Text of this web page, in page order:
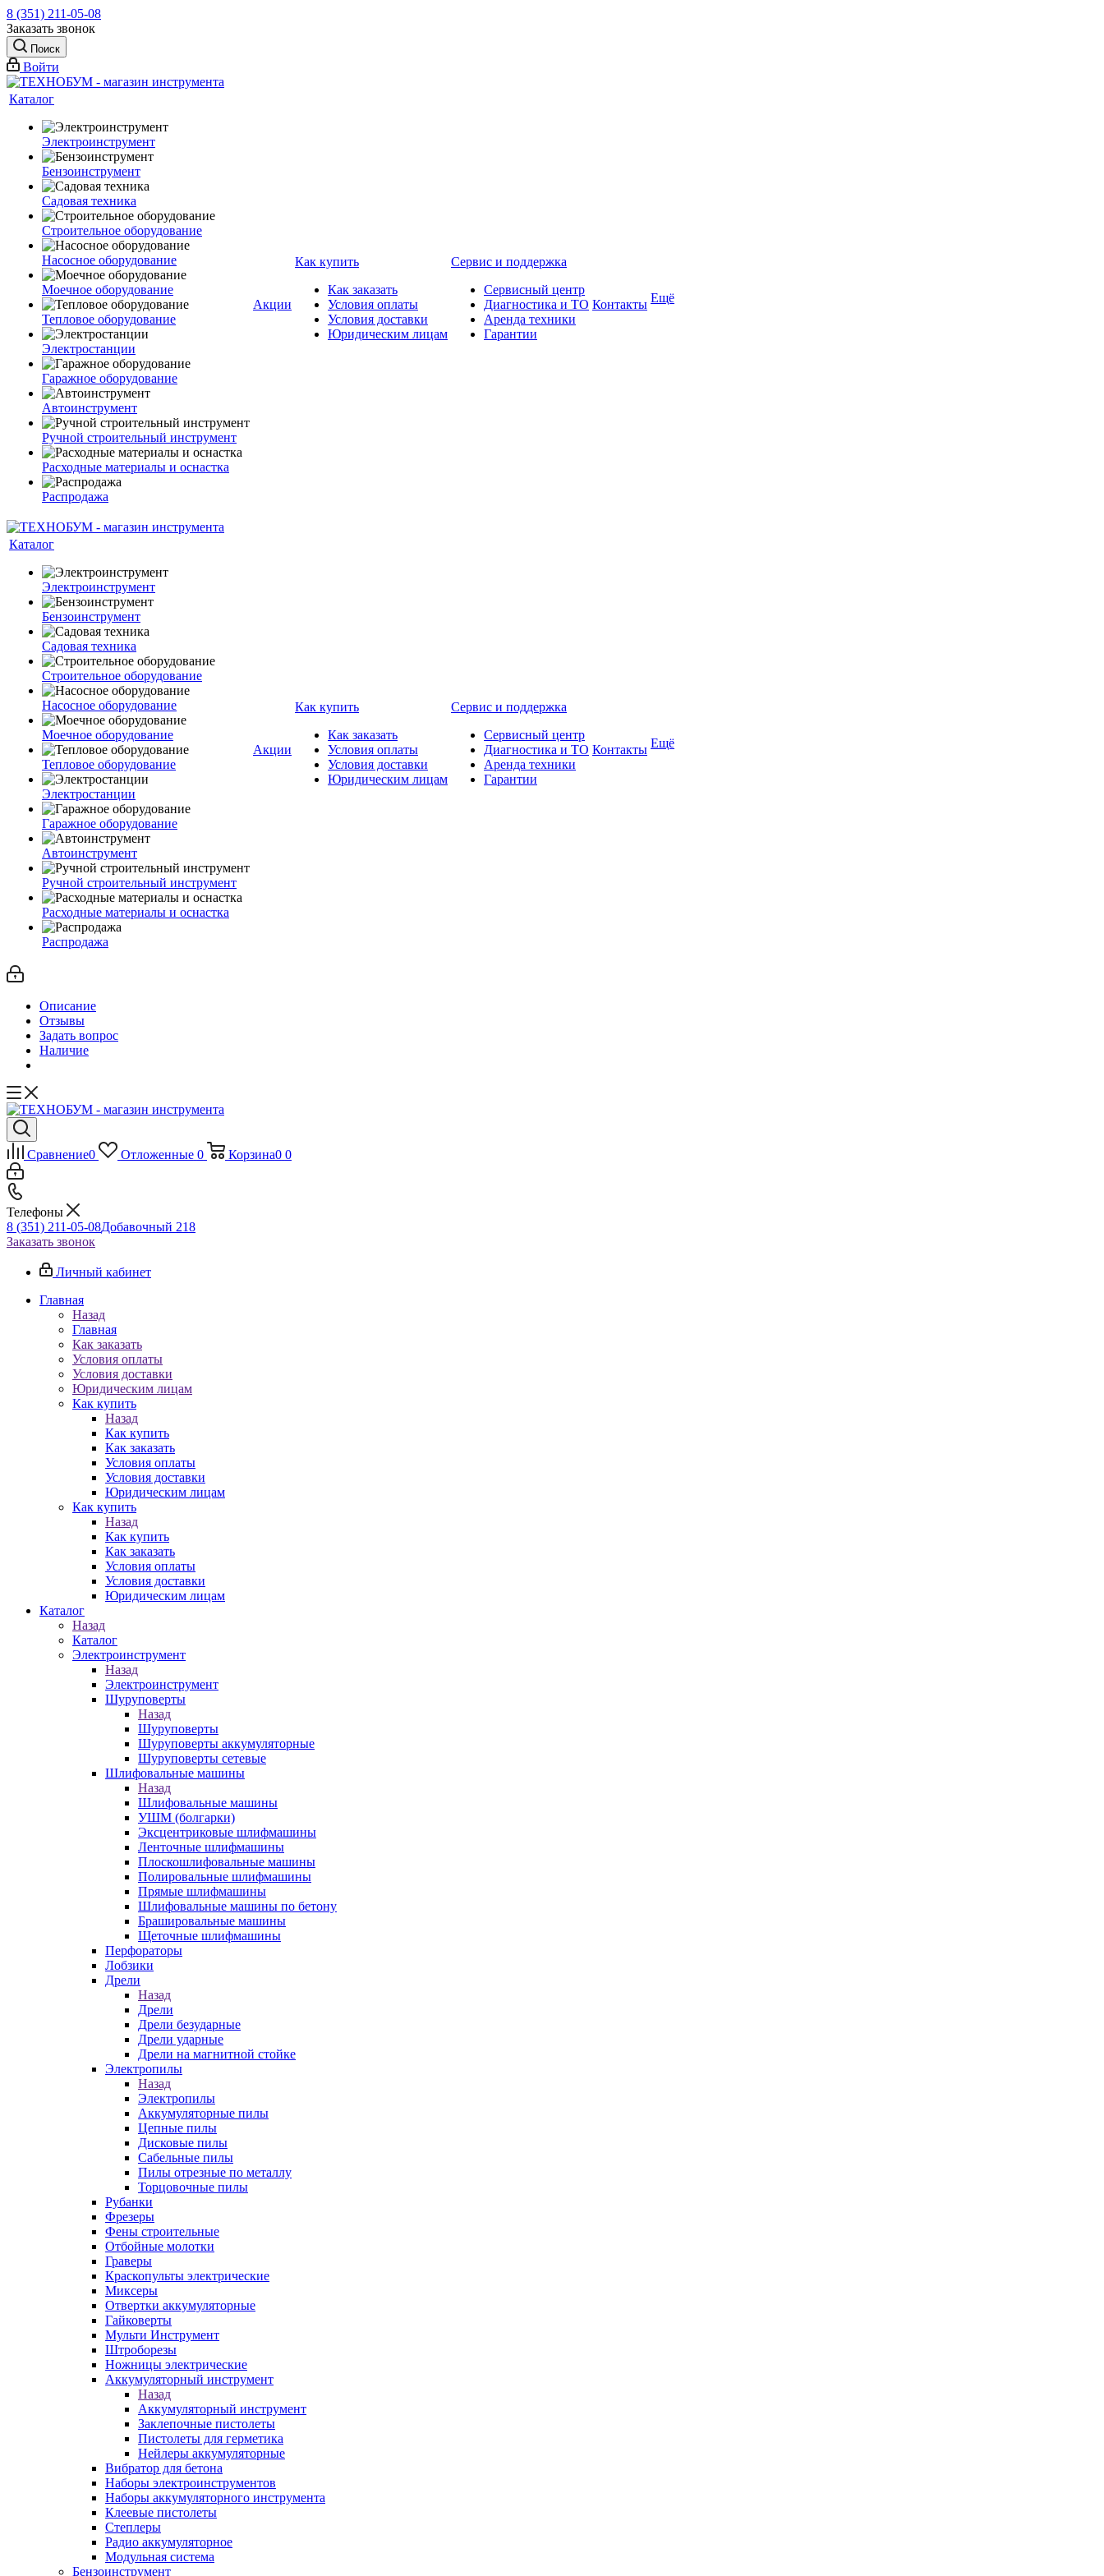
8 (351) 211-05-08
Заказать звонок
Поиск
Войти
Каталог
Электроинструмент
Бензоинструмент
Садовая техника
Строительное оборудование
Насосное оборудование
Моечное оборудование
Тепловое оборудование
Электростанции
Гаражное оборудование
Автоинструмент
Ручной строительный инструмент
Расходные материалы и оснастка
Распродажа
Акции
Как купить
Как заказать
Условия оплаты
Условия доставки
Юридическим лицам
Сервис и поддержка
Сервисный центр
Диагностика и ТО
Аренда техники
Гарантии
Контакты Ещё
Каталог
Электроинструмент
Бензоинструмент
Садовая техника
Строительное оборудование
Насосное оборудование
Моечное оборудование
Тепловое оборудование
Электростанции
Гаражное оборудование
Автоинструмент
Ручной строительный инструмент
Расходные материалы и оснастка
Распродажа
Акции
Как купить
Как заказать
Условия оплаты
Условия доставки
Юридическим лицам
Сервис и поддержка
Сервисный центр
Диагностика и ТО
Аренда техники
Гарантии
Контакты Ещё
Описание
Отзывы
Задать вопрос
Наличие
Сравнение0 Отложенные 0 Корзина0 0
Телефоны
8 (351) 211-05-08Добавочный 218
Заказать звонок
Личный кабинет
Главная
Назад
Главная
Как заказать
Условия оплаты
Условия доставки
Юридическим лицам
Как купить
Назад
Как купить
Как заказать
Условия оплаты
Условия доставки
Юридическим лицам
Как купить
Назад
Как купить
Как заказать
Условия оплаты
Условия доставки
Юридическим лицам
Каталог
Назад
Каталог
Электроинструмент
Назад
Электроинструмент
Шуруповерты
Назад
Шуруповерты
Шуруповерты аккумуляторные
Шуруповерты сетевые
Шлифовальные машины
Назад
Шлифовальные машины
УШМ (болгарки)
Эксцентриковые шлифмашины
Ленточные шлифмашины
Плоскошлифовальные машины
Полировальные шлифмашины
Прямые шлифмашины
Шлифовальные машины по бетону
Брашировальные машины
Щеточные шлифмашины
Перфораторы
Лобзики
Дрели
Назад
Дрели
Дрели безударные
Дрели ударные
Дрели на магнитной стойке
Электропилы
Назад
Электропилы
Аккумуляторные пилы
Цепные пилы
Дисковые пилы
Сабельные пилы
Пилы отрезные по металлу
Торцовочные пилы
Рубанки
Фрезеры
Фены строительные
Отбойные молотки
Граверы
Краскопульты электрические
Миксеры
Отвертки аккумуляторные
Гайковерты
Мульти Инструмент
Штроборезы
Ножницы электрические
Аккумуляторный инструмент
Назад
Аккумуляторный инструмент
Заклепочные пистолеты
Пистолеты для герметика
Нейлеры аккумуляторные
Вибратор для бетона
Наборы электроинструментов
Наборы аккумуляторного инструмента
Клеевые пистолеты
Степлеры
Радио аккумуляторное
Модульная система
Бензоинструмент